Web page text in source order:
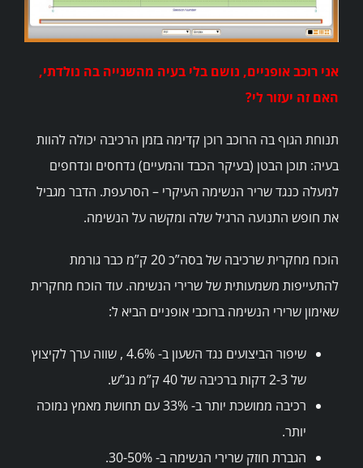
אני רוכב אופניים, נושם בלי בעיה מהשנייה בה נולדתי,
האם זה יעזור לי?
תנוחת הגוף בה הרוכב רוכן קדימה בזמן הרכיבה יכולה להוות
בעיה: תוכן הבטן (בעיקר הכבד והמעיים) נדחסים ונדחפים
למעלה כנגד שריר הנשימה העיקרי – הסרעפת. הדבר מגביל
את חופש התנועה הרגיל שלה ומקשה על הנשימה.
הוכח מחקרית שרכיבה של בסה”כ 20 ק”מ כבר גורמת
להתעייפות משמעותית של שרירי הנשימה. עוד הוכח מחקרית
שאימון שרירי הנשימה ברוכבי אופניים הביא ל:
שיפור הביצועים נגד השעון ב- 4.6% , שווה ערך לקיצוץ
של 2-3 דקות ברכיבה של 40 ק”מ נג”ש.
רכיבה ממושכת יותר ב- 33% עם תחושת מאמץ נמוכה
יותר.
הגברת חוזק שרירי הנשימה ב- 30-50%.